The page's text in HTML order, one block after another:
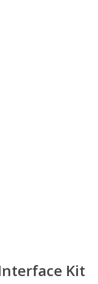
Kit